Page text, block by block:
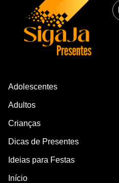
Adolescentes
Adultos
Crianças
Dicas de Presentes
Ideias para Festas
Início